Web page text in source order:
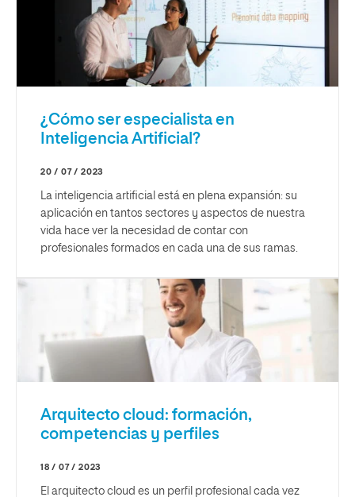
¿Cómo ser especialista en
Inteligencia Artificial?
20 / 07 / 2023
La inteligencia artificial está en plena expansión: su
aplicación en tantos sectores y aspectos de nuestra
vida hace ver la necesidad de contar con
profesionales formados en cada una de sus ramas.
Arquitecto cloud: formación,
competencias y perfiles
18 / 07 / 2023
El arquitecto cloud es un perfil profesional cada vez